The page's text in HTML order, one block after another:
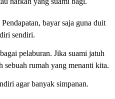
bayar saja guna duit
sendiri.
pelaburan. Jika suami jatuh
sebuah rumah yang menanti kita.
agar banyak simpanan.